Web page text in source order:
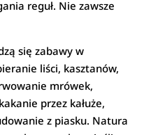
reguł. Nie zawsze
się zabawy w
liści, kasztanów,
mrówek,
przez kałuże,
z piasku. Natura